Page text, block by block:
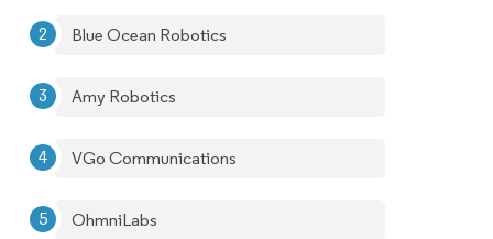
Blue Ocean Robotics
Amy Robotics
VGo Communications
OhmniLabs